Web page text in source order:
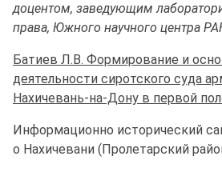
доцентом, заведующим
права, Южного научного центра
Батиев Л.В. Формирование и
деятельности сиротского суда
Нахичевань-на-Дону в первой
Информационно исторический
о Нахичевани (Пролетарский